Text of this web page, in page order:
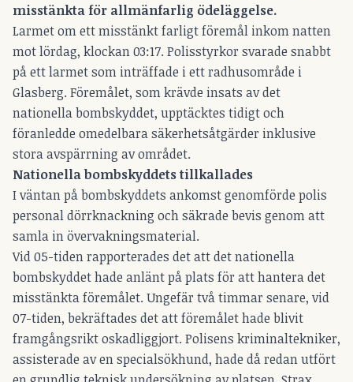
misstänkta för allmänfarlig ödeläggelse.
Larmet om ett misstänkt farligt föremål inkom natten
mot lördag, klockan 03:17. Polisstyrkor svarade snabbt
på ett larmet som inträffade i ett radhusområde i
Glasberg. Föremålet, som krävde insats av det
nationella bombskyddet, upptäcktes tidigt och
föranledde omedelbara säkerhetsåtgärder inklusive
stora avspärrning av området.
Nationella bombskyddets tillkallades
I väntan på bombskyddets ankomst genomförde polis
personal dörrknackning och säkrade bevis genom att
samla in övervakningsmaterial.
Vid 05-tiden rapporterades det att det nationella
bombskyddet hade anlänt på plats för att hantera det
misstänkta föremålet. Ungefär två timmar senare, vid
07-tiden, bekräftades det att föremålet hade blivit
framgångsrikt oskadliggjort. Polisens kriminaltekniker,
assisterade av en specialsökhund, hade då redan utfört